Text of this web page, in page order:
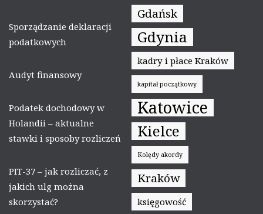
Sporządzanie deklaracji
podatkowych
Audyt finansowy
Podatek dochodowy w
Holandii – aktualne
stawki i sposoby rozliczeń
PIT-37 – jak rozliczać, z
jakich ulg można
skorzystać?
Gdańsk
Gdynia
kadry i płace Kraków
kapitał początkowy
Katowice
Kielce
Kolędy akordy
Kraków
księgowość